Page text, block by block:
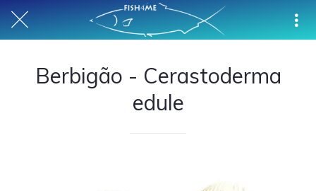
Berbigão - Cerastoderma
edule